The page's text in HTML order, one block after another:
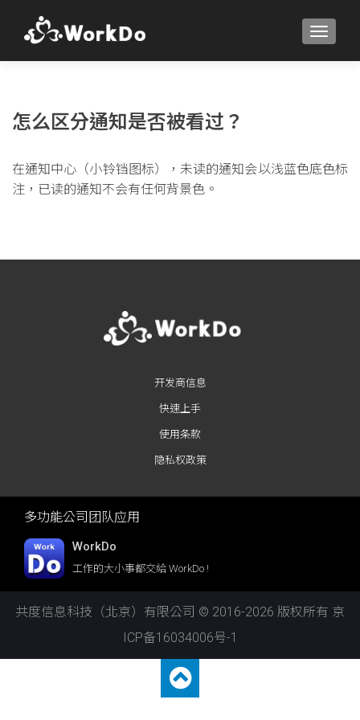
怎么区分通知是否被看过？
在通知中心（小铃铛图标），未读的通知会以浅蓝色底色标
注，已读的通知不会有任何背景色。
开发商信息
快速上手
使用条款
隐私权政策
多功能公司团队应用
WorkDo
工作的大小事都交給 WorkDo !
共度信息科技（北京）有限公司 © 2016-2026 版权所有 京
ICP备16034006号-1